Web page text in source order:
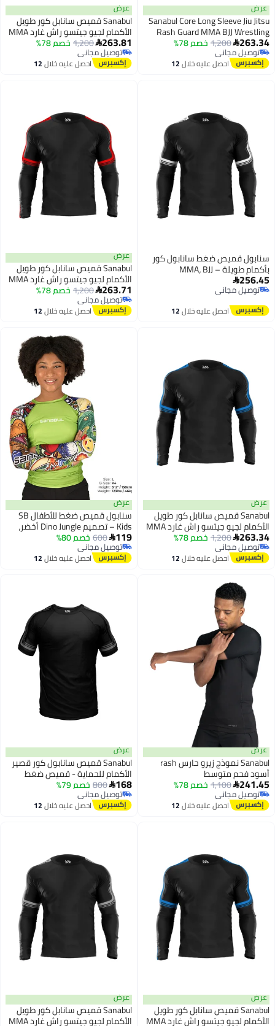
Sanabul Core Long
Rash Guard MMA BJJ
Shirt Grappling, Black 
1,200خصم 78%
احصل عليه خلال12
اغسطس
عرض
Sanabul قميص سانابل كور طويل
الأكمام لجيو جيتسو راش غارد MMA
BJJ مصارعة جراپلينغ لون غون ميتال
1,200خصم 78%
توصيل مجاني
توصيل مجانياحصل عليه خلال12
اغسطس
ضغط سانابول كور
بأكمام طويلة – MMA، BJJ
– أسود مع خطوط 
احصل عليه خلال12
اغسطس
عرض
Sanabul قميص سانابل كور طويل
الأكمام لجيو جيتسو راش غارد MMA
1,200خصم 78%
توصيل مجاني
توصيل مجانياحصل عليه خلال12
اغسطس
Sanabul قميص سانابل كور طويل
الأكمام لجيو جيتسو راش غارد MMA

1,200خصم 78%
احصل عليه خلال12
اغسطس
عرض
سنابول قميص ضغط للأطفال SB
Kids – تصميم Dino Jungle أخضر،
مقاس 2XL، حماية للأطفال أثناء600خصم 80%
توصيل مجاني
توصيل مجانياحصل عليه خلال12
اغسطس
Sanabul نموذج زيرو حارس rash
متوسط

1,100خصم 78%
احصل عليه خلال12
اغسطس
عرض
Sanabul قميص سانابول كور قصير
الأكمام للحماية - قميص ضغط
سريع الجفاف للرجال أسود/رمادي
معدني، متوسط
800خصم 79%
توصيل مجاني
توصيل مجانياحصل عليه خلال12
اغسطس
Sanabul قميص سانابل كور طويل
الأكمام لجيو جيتسو راش غارد MMA
عرض
Sanabul قميص سانابل كور طويل
الأكمام لجيو جيتسو راش غارد MMA